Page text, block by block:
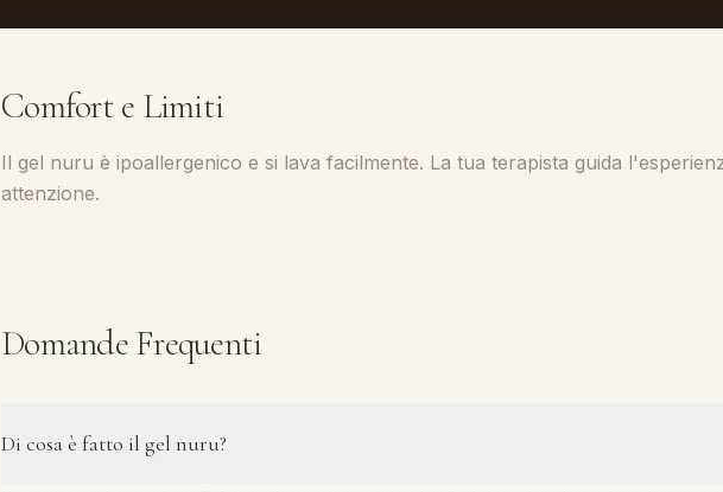
Comfort e Limiti
Il gel nuru è ipoallergenico e si lava facilmente. La tua terapista guida
attenzione.
Domande Frequenti
Di cosa è fatto il gel nuru?